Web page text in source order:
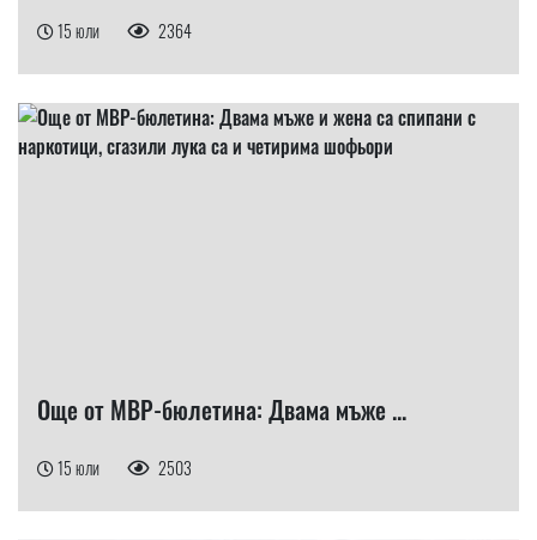
15 юли 2364
Още от МВР-бюлетина: Двама мъже ...
15 юли 2503